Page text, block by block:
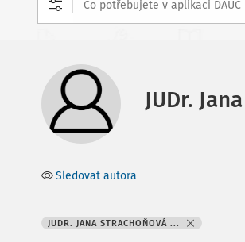
JUDr.
Sledovat autora
JUDR. JANA STRACHOŇOVÁ ...